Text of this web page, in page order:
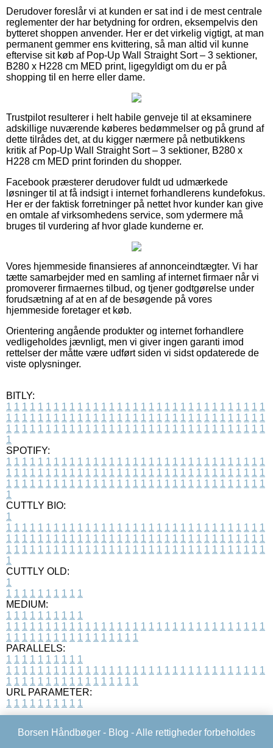
Derudover foreslår vi at kunden er sat ind i de mest centrale
reglementer der har betydning for ordren, eksempelvis den
bytteret shoppen anvender. Her er det virkelig vigtigt, at man
permanent gemmer ens kvittering, så man altid vil kunne
eftervise sit køb af Pop-Up Wall Straight Sort – 3 sektioner,
B280 x H228 cm MED print, ligegyldigt om du er på
shopping til en herre eller dame.
Trustpilot resulterer i helt habile genveje til at eksaminere
adskillige nuværende køberes bedømmelser og på grund af
dette tilrådes det, at du kigger nærmere på netbutikkens
kritik af Pop-Up Wall Straight Sort – 3 sektioner, B280 x
H228 cm MED print forinden du shopper.
Facebook præsterer derudover fuldt ud udmærkede
løsninger til at få indsigt i internet forhandlerens kundefokus.
Her er der faktisk forretninger på nettet hvor kunder kan give
en omtale af virksomhedens service, som ydermere må
bruges til vurdering af hvor glade kunderne er.
Vores hjemmeside finansieres af annonceindtægter. Vi har
tætte samarbejder med en samling af internet firmaer når vi
promoverer firmaernes tilbud, og tjener godtgørelse under
forudsætning af at en af de besøgende på vores
hjemmeside foretager et køb.
Orientering angående produkter og internet forhandlere
vedligeholdes jævnligt, men vi giver ingen garanti imod
rettelser der måtte være udført siden vi sidst opdaterede de
viste oplysninger.
BITLY:
1 1 1 1 1 1 1 1 1 1 1 1 1 1 1 1 1 1 1 1 1 1 1 1 1 1 1 1 1 1 1 1 1
1 1 1 1 1 1 1 1 1 1 1 1 1 1 1 1 1 1 1 1 1 1 1 1 1 1 1 1 1 1 1 1 1
1 1 1 1 1 1 1 1 1 1 1 1 1 1 1 1 1 1 1 1 1 1 1 1 1 1 1 1 1 1 1 1 1
1
SPOTIFY:
1 1 1 1 1 1 1 1 1 1 1 1 1 1 1 1 1 1 1 1 1 1 1 1 1 1 1 1 1 1 1 1 1
1 1 1 1 1 1 1 1 1 1 1 1 1 1 1 1 1 1 1 1 1 1 1 1 1 1 1 1 1 1 1 1 1
1 1 1 1 1 1 1 1 1 1 1 1 1 1 1 1 1 1 1 1 1 1 1 1 1 1 1 1 1 1 1 1 1
1
CUTTLY BIO:
1
1 1 1 1 1 1 1 1 1 1 1 1 1 1 1 1 1 1 1 1 1 1 1 1 1 1 1 1 1 1 1 1 1
1 1 1 1 1 1 1 1 1 1 1 1 1 1 1 1 1 1 1 1 1 1 1 1 1 1 1 1 1 1 1 1 1
1 1 1 1 1 1 1 1 1 1 1 1 1 1 1 1 1 1 1 1 1 1 1 1 1 1 1 1 1 1 1 1 1
1
CUTTLY OLD:
1
1 1 1 1 1 1 1 1 1 1
MEDIUM:
1 1 1 1 1 1 1 1 1 1
1 1 1 1 1 1 1 1 1 1 1 1 1 1 1 1 1 1 1 1 1 1 1 1 1 1 1 1 1 1 1 1 1
1 1 1 1 1 1 1 1 1 1 1 1 1 1 1 1 1
PARALLELS:
1 1 1 1 1 1 1 1 1 1
1 1 1 1 1 1 1 1 1 1 1 1 1 1 1 1 1 1 1 1 1 1 1 1 1 1 1 1 1 1 1 1 1
1 1 1 1 1 1 1 1 1 1 1 1 1 1 1 1 1
URL PARAMETER:
1 1 1 1 1 1 1 1 1 1
Borsen Håndbøger - Blog - Alle rettigheder forbeholdes